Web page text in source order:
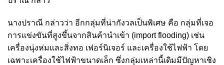
นางปราณี กล่าวว่า อีกกลุ่มที่น่ากังวลเป็นพิเศษ คือ กลุ่มที่เจอ
การแข่งขันที่สูงขึ้นจากสินค้านำเข้า (import flooding) เช่น
เครื่องนุ่งห่มและสิ่งทอ เฟอร์นิเจอร์ และเครื่องใช้ไฟฟ้า โดย
เฉพาะเครื่องใช้ไฟฟ้าขนาดเล็ก ซึ่งกลุ่มเหล่านี้เดิมมีปัญหาเชิง